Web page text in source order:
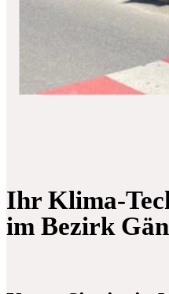
Ihr Klima-
im Bezirk